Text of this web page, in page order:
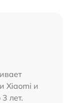
Xiaomi и
лет.